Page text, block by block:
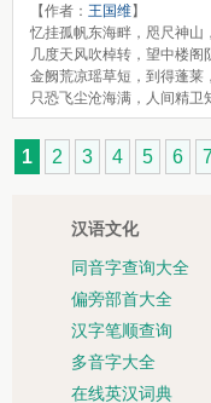
【作者： 王国维】
忆挂孤帆东海畔，咫尺神山
几度天风吹棹转，望中楼阁
金阙荒凉瑶草短，到得蓬莱
只恐飞尘沧海满，人间精卫
1 2 3 4 5 6 7
汉语文化
同音字查询大全
偏旁部首大全
汉字笔顺查询
多音字大全
在线英汉词典